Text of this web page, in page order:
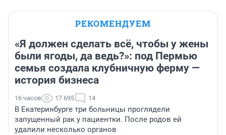
РЕКОМЕНДУЕМ
«Я должен сделать всё, чтобы у жены
были ягоды, да ведь?»: под Пермью
семья создала клубничную ферму —
история бизнеса
16 часов 17 695 14
В Екатеринбурге три больницы проглядели
запущенный рак у пациентки. После родов ей
удалили несколько органов